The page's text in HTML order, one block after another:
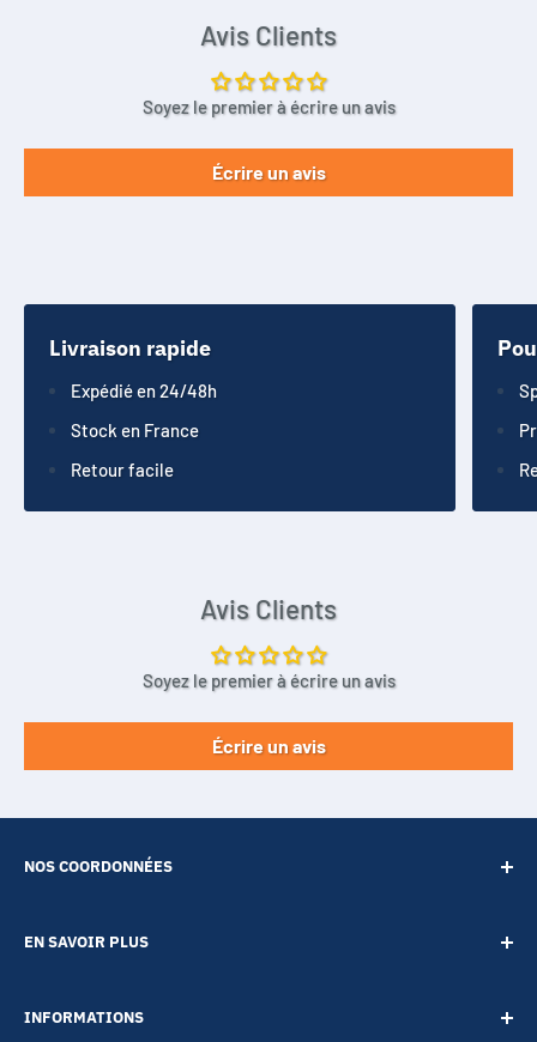
Avis Clients
Soyez le premier à écrire un avis
Écrire un avis
Livraison rapide
Expédié en 24/48h
Stock en France
Retour facile
Avis Clients
Soyez le premier à écrire un avis
Écrire un avis
NOS COORDONNÉES
EN SAVOIR PLUS
A propos
INFORMATIONS